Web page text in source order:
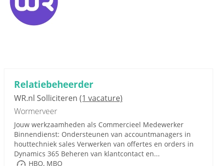
Relatiebeheerder
WR.nl Solliciteren (1 vacature)
Wormerveer
Jouw werkzaamheden als Commercieel Medewerker
Binnendienst: Ondersteunen van accountmanagers in
houttechniek sales Verwerken van offertes en orders in
Dynamics 365 Beheren van klantcontact en...
HBO, MBO